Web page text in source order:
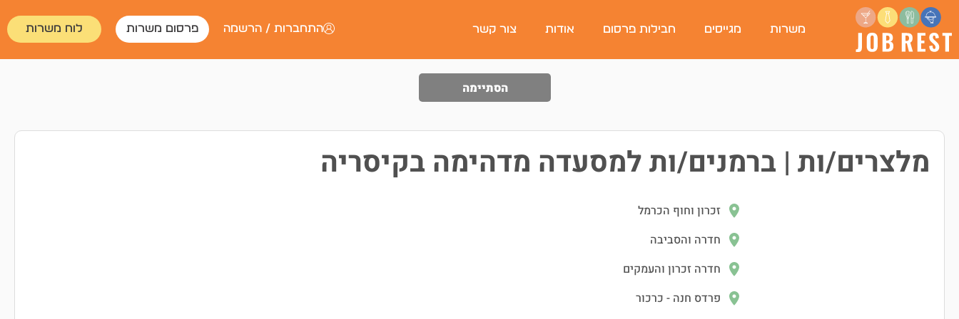
משרות מגייסים חבילות פרסום אודות צור קשר התחברות / הרשמה פרסום משרות לוח משרות
הסתיימה
מלצרים/ות | ברמנים/ות למסעדה מדהימה בקיסריה
זכרון וחוף הכרמל
חדרה והסביבה
חדרה זכרון והעמקים
פרדס חנה - כרכור